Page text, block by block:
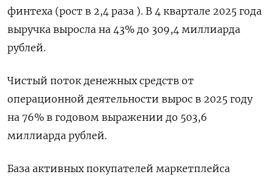
финтеха (рост в 2,4 раза ). В 4 квартале 2025 года
выручка выросла на ​43% до 309,4 миллиарда
рублей.
Чистый ⁠поток денежных средств от
операционной деятельности вырос в 2025 году
на 76% в годовом ‌выражении до 503,6
миллиарда рублей.
База активных покупателей маркетплейса